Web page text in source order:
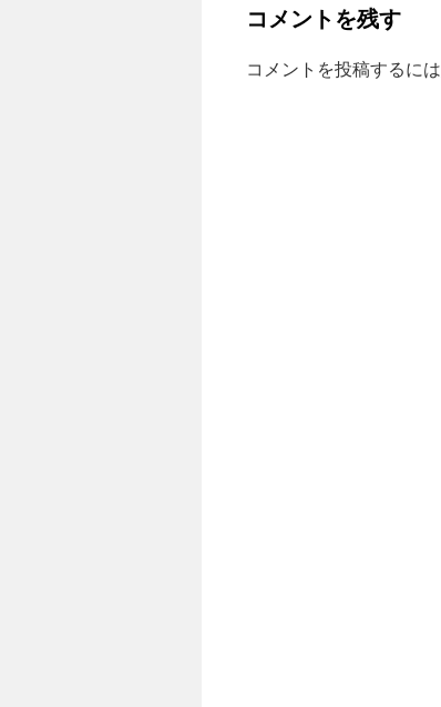
コメントを残す
コメントを投稿するには